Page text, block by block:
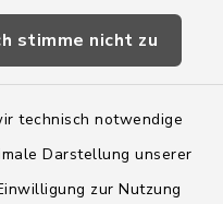
stimme nicht zu
technisch notwendige
Darstellung unserer
zur Nutzung